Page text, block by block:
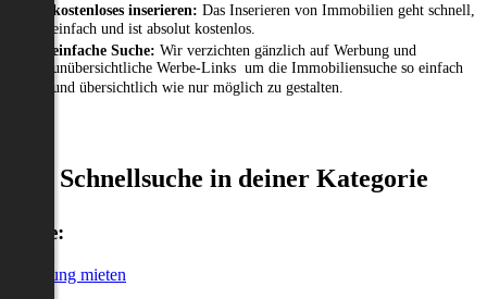
kostenloses inserieren: Das Inserieren von Immobilien geht schnell,
einfach und ist absolut kostenlos.
einfache Suche: Wir verzichten gänzlich auf Werbung und
unübersichtliche Werbe-Links um die Immobiliensuche so einfach
und übersichtlich wie nur möglich zu gestalten.
Schnellsuche in deiner Kategorie
Miete:
Wohnung mieten